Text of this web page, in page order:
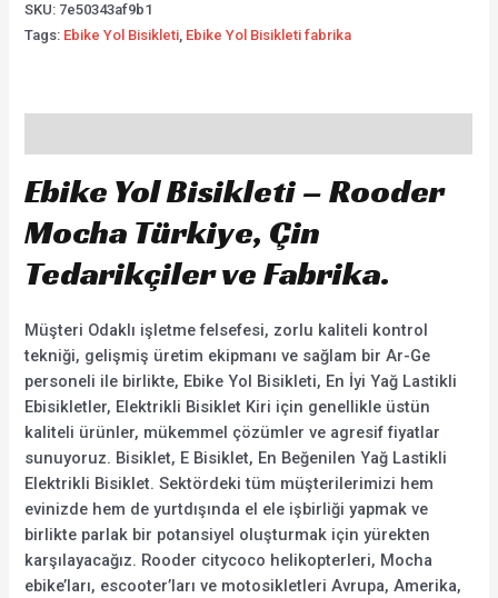
SKU: 7e50343af9b1
Tags: Ebike Yol Bisikleti, Ebike Yol Bisikleti fabrika
Ebike Yol Bisikleti – Rooder
Mocha Türkiye, Çin
Tedarikçiler ve Fabrika.
Müşteri Odaklı işletme felsefesi, zorlu kaliteli kontrol
tekniği, gelişmiş üretim ekipmanı ve sağlam bir Ar-Ge
personeli ile birlikte, Ebike Yol Bisikleti, En İyi Yağ Lastikli
Ebisikletler, Elektrikli Bisiklet Kiri için genellikle üstün
kaliteli ürünler, mükemmel çözümler ve agresif fiyatlar
sunuyoruz. Bisiklet, E Bisiklet, En Beğenilen Yağ Lastikli
Elektrikli Bisiklet. Sektördeki tüm müşterilerimizi hem
evinizde hem de yurtdışında el ele işbirliği yapmak ve
birlikte parlak bir potansiyel oluşturmak için yürekten
karşılayacağız. Rooder citycoco helikopterleri, Mocha
ebike’ları, escooter’ları ve motosikletleri Avrupa, Amerika,